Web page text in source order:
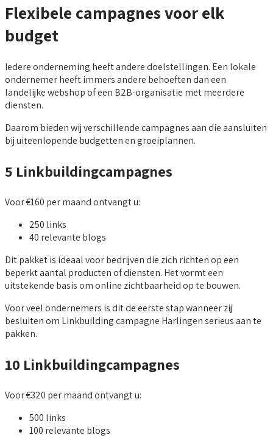
Flexibele campagnes voor elk
budget
Iedere onderneming heeft andere doelstellingen. Een lokale
ondernemer heeft immers andere behoeften dan een
landelijke webshop of een B2B-organisatie met meerdere
diensten.
Daarom bieden wij verschillende campagnes aan die aansluiten
bij uiteenlopende budgetten en groeiplannen.
5 Linkbuildingcampagnes
Voor €160 per maand ontvangt u:
250 links
40 relevante blogs
Dit pakket is ideaal voor bedrijven die zich richten op een
beperkt aantal producten of diensten. Het vormt een
uitstekende basis om online zichtbaarheid op te bouwen.
Voor veel ondernemers is dit de eerste stap wanneer zij
besluiten om Linkbuilding campagne Harlingen serieus aan te
pakken.
10 Linkbuildingcampagnes
Voor €320 per maand ontvangt u:
500 links
100 relevante blogs